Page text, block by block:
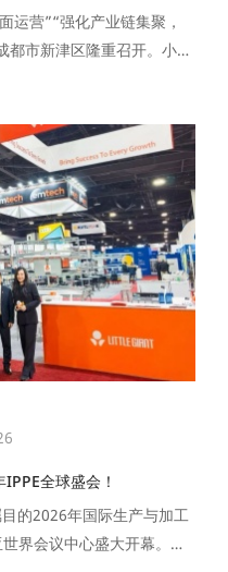
运营”“强化产业链集聚，
都市新津区隆重召开。小巨
全球盛会！
的2026年国际生产与加工
界会议中心盛大开幕。会